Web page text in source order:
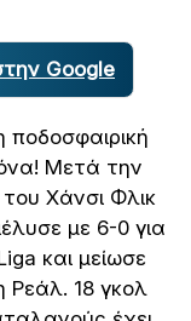
Google
ποδοσφαιρική
Μετά την
Χάνσι Φλικ
με 6-0 για
και μείωσε
18 γκολ